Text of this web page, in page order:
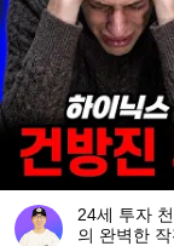
24세 투자
의 완벽한 작